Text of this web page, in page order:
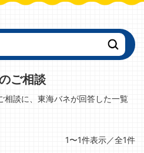
ご相談
相談に、東海バネが回答した一覧
1〜1件表示／全1件